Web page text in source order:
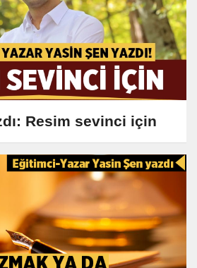
Resim sevinci için